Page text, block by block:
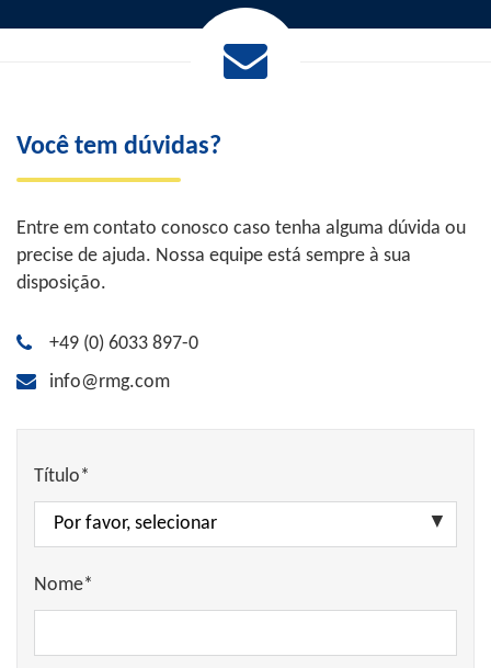
Você tem dúvidas?
Entre em contato conosco caso tenha alguma dúvida ou
precise de ajuda. Nossa equipe está sempre à sua
disposição.
+49 (0) 6033 897-0
info@rmg.com
Título*
Nome*